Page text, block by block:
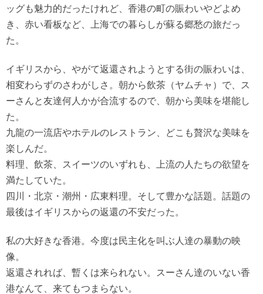
ッグも魅力的だったけれど、香港の町の賑わいやどよめ
き、赤い看板など、上海での暮らしが蘇る郷愁の旅だっ
た。
イギリスから、やがて返還されようとする街の賑わいは、
相変わらずのさわがしさ。朝から飲茶（ヤムチャ）で、ス
ーさんと友達何人かが合流するので、朝から美味を堪能し
た。
九龍の一流店やホテルのレストラン、どこも贅沢な美味を
楽しんだ。
料理、飲茶、スイーツのいずれも、上流の人たちの欲望を
満たしていた。
四川・北京・潮州・広東料理。そして豊かな話題。話題の
最後はイギリスからの返還の不安だった。
私の大好きな香港。今度は民主化を叫ぶ人達の暴動の映
像。
返還されれば、暫くは来られない。スーさん達のいない香
港なんて、来てもつまらない。